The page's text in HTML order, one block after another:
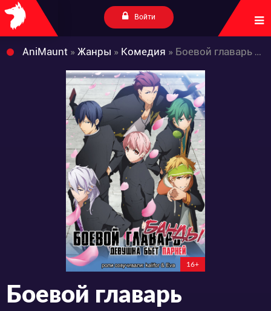
Войти
AniMaunt » Жанры » Комедия » Боевой главарь банды: Девушка бьет парней
16+
Боевой главарь